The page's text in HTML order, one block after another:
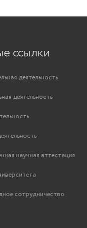
ссылки
деятельность
деятельность
научная аттестация
сотрудничество